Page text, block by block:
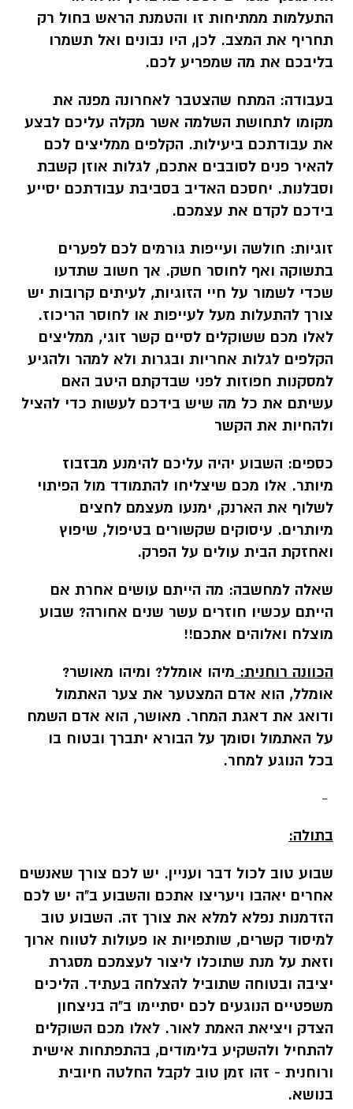
התעלמות ממתיחות זו והטמנת הראש בחול רק
תחריף את המצב. לכן, היו נבונים ואל תשמרו
בליבכם את מה שמפריע לכם.
בעבודה: המתח שהצטבר לאחרונה מפנה את
מקומו לתחושת השלמה אשר מקלה עליכם לבצע
את עבודתכם ביעילות. הקלפים ממליצים לכם
להאיר פנים לסובבים אתכם, לגלות אוזן קשבת
וסבלנות. יחסכם האדיב בסביבת עבודתכם יסייע
בידכם לקדם את עצמכם.
זוגיות: חולשה ועייפות גורמים לכם לפערים
בתשוקה ואף לחוסר חשק. אך חשוב שתדעו
שכדי לשמור על חיי הזוגיות, לעיתים קרובות יש
צורך להתעלות מעל לעייפות או לחוסר הריכוז.
לאלו מכם ששוקלים לסיים קשר זוגי, ממליצים
הקלפים לגלות אחריות ובגרות ולא למהר ולהגיע
למסקנות חפוזות לפני שבדקתם היטב האם
עשיתם את כל מה שיש בידכם לעשות כדי להציל
ולהחיות את הקשר
כספים: השבוע יהיה עליכם להימנע מבזבוז
מיותר. אלו מכם שיצליחו להתמודד מול הפיתוי
לשלוף את הארנק, ימנעו מעצמם לחצים
מיותרים. עיסוקים שקשורים בטיפול, שיפוץ
ואחזקת הבית עולים על הפרק.
שאלה למחשבה: מה הייתם עושים אחרת אם
הייתם עכשיו חוזרים עשר שנים אחורה? שבוע
מוצלח ואלוהים אתכם!!
הכוונה רוחנית: מיהו אומלל? ומיהו מאושר?
אומלל, הוא אדם המצטער את צער האתמול
ודואג את דאגת המחר. מאושר, הוא אדם השמח
על האתמול וסומך על הבורא יתברך ובטוח בו
בכל הנוגע למחר.
-
בתולה:
שבוע טוב לכול דבר ועניין. יש לכם צורך שאנשים
אחרים יאהבו ויעריצו אתכם והשבוע ב"ה יש לכם
הזדמנות נפלא למלא את צורך זה. השבוע טוב
למיסוד קשרים, שותפויות או פעולות לטווח ארוך
וזאת על מנת שתוכלו ליצור לעצמכם מסגרת
יציבה ובטוחה שתוביל להצלחה בעתיד. הליכים
משפטיים הנוגעים לכם יסתיימו ב"ה בניצחון
הצדק ויציאת האמת לאור. לאלו מכם השוקלים
להתחיל ולהשקיע בלימודים, בהתפתחות אישית
ורוחנית - זהו זמן טוב לקבל החלטה חיובית
בנושא.